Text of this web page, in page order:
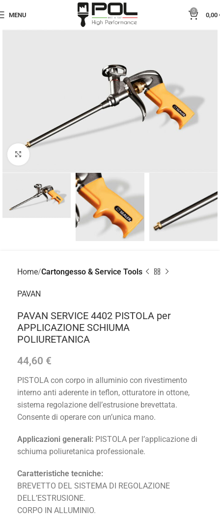
MENU
0
0,00
Click to enlarge
Home Cartongesso & Service Tools
PAVAN
PAVAN SERVICE 4402 PISTOLA per
APPLICAZIONE SCHIUMA
POLIURETANICA
44,60 €
PISTOLA con corpo in alluminio con rivestimento
interno anti aderente in teflon, otturatore in ottone,
sistema regolazione dell’estrusione brevettata.
Consente di operare con un’unica mano.
Applicazioni generali: PISTOLA per l’applicazione di
schiuma poliuretanica professionale.
Caratteristiche tecniche:
BREVETTO DEL SISTEMA DI REGOLAZIONE
DELL’ESTRUSIONE.
CORPO IN ALLUMINIO.